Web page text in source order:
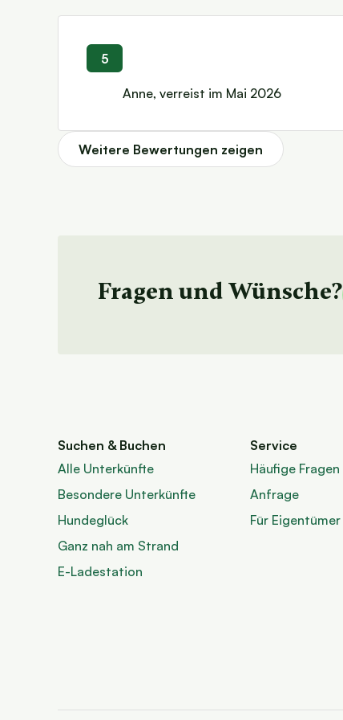
5
Anne, verreist im Mai 2026
Weitere Bewertungen zeigen
Fragen undWünsche?
Suchen & Buchen
Alle Unterkünfte
Besondere Unterkünfte
Hundeglück
Ganz nah am Strand
E-Ladestation
Service
Häufige Fragen
Anfrage
Für Eigentümer